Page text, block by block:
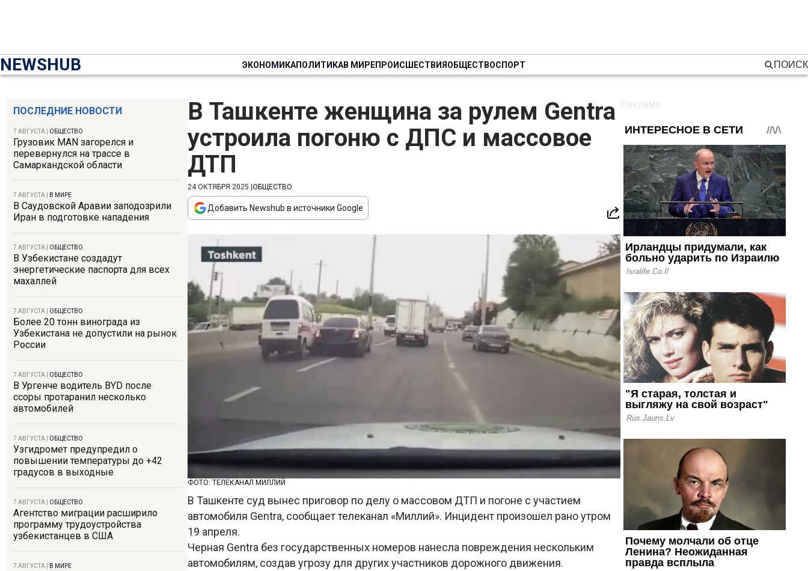
NEWSHUB ЭКОНОМИКАПОЛИТИКАВ МИРЕПРОИСШЕСТВИЯОБЩЕСТВОСПОРТ ПОИСК
ПОСЛЕДНИЕ НОВОСТИ
7 АВГУСТА ОБЩЕСТВО
Грузовик MAN загорелся и
перевернулся на трассе в
Самаркандской области
7 АВГУСТА В МИРЕ
В Саудовской Аравии заподозрили
Иран в подготовке нападения
7 АВГУСТА ОБЩЕСТВО
В Узбекистане создадут
энергетические паспорта для всех
махаллей
7 АВГУСТА ОБЩЕСТВО
Более 20 тонн винограда из
Узбекистана не допустили на рынок
России
7 АВГУСТА ОБЩЕСТВО
В Ургенче водитель BYD после
ссоры протаранил несколько
автомобилей
7 АВГУСТА ОБЩЕСТВО
Узгидромет предупредил о
повышении температуры до +42
градусов в выходные
7 АВГУСТА ОБЩЕСТВО
Агентство миграции расширило
программу трудоустройства
узбекистанцев в США
7 АВГУСТА В МИРЕ
В Ташкенте женщина за рулем Gentra
устроила погоню с ДПС и массовое
ДТП
24 ОКТЯБРЯ 2025 ОБЩЕСТВО
Добавить Newshub в источники Google
ФОТО: ТЕЛЕКАНАЛ МИЛЛИЙ
В Ташкенте суд вынес приговор по делу о массовом ДТП и погоне с участием
автомобиля Gentra, сообщает телеканал «Миллий». Инцидент произошел рано утром
19 апреля.
Черная Gentra без государственных номеров нанесла повреждения нескольким
автомобилям, создав угрозу для других участников дорожного движения.